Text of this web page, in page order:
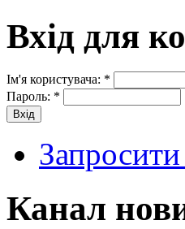
Вхід для
Ім'я користувача: *
Пароль: *
Канал